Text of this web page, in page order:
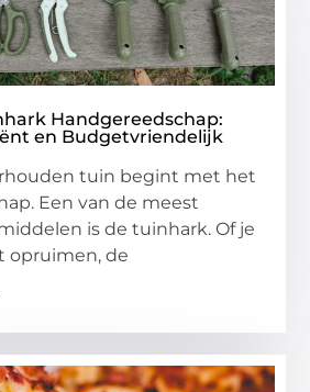
Handgereedschap:
en Budgetvriendelijk
tuin begint met het
Een van de meest
is de tuinhark. Of je
opruimen, de